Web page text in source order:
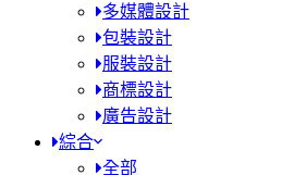
多媒體設計
包裝設計
服裝設計
商標設計
廣告設計
綜合
全部